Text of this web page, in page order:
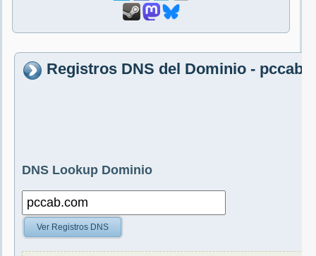
Registros DNS del Dominio -
DNS Lookup Dominio
Ver Registros DNS